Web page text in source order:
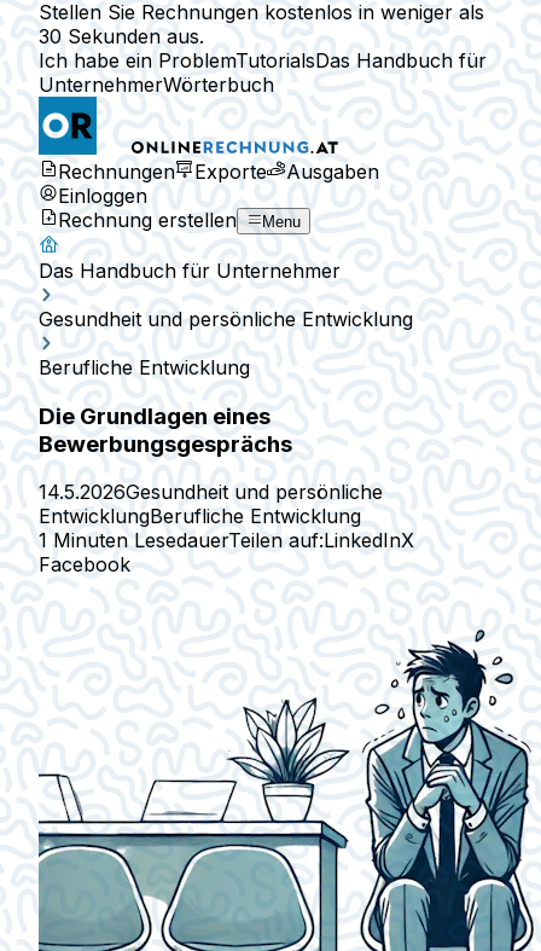
Stellen Sie Rechnungen kostenlos in weniger als
30 Sekunden aus.
Ich habe ein ProblemTutorialsDas Handbuch für
UnternehmerWörterbuch
Rechnungen Exporte
Ausgaben
Einloggen
Rechnung erstellen
Menu
Das Handbuch für Unternehmer
Gesundheit und persönliche Entwicklung
Berufliche Entwicklung
Die Grundlagen eines
Bewerbungsgesprächs
14.5.2026Gesundheit und persönliche
EntwicklungBerufliche Entwicklung
1 Minuten LesedauerTeilen auf:LinkedInX
Facebook